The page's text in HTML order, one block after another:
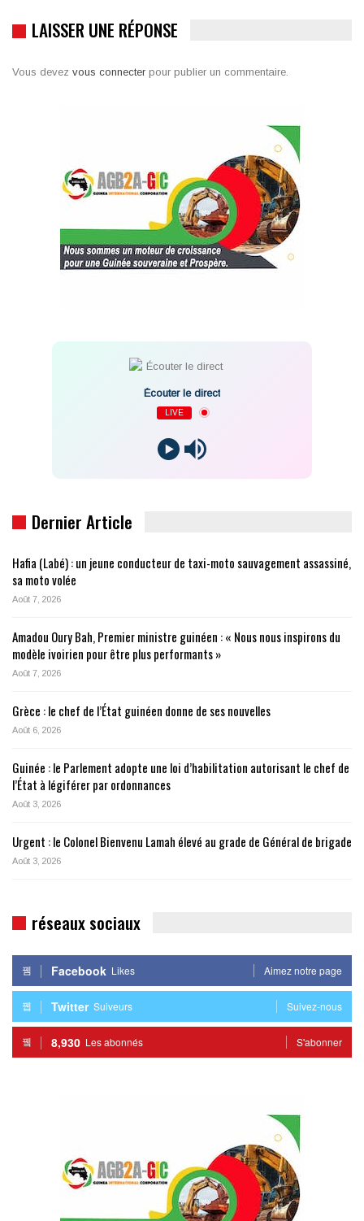
LAISSER UNE RÉPONSE
Vous devez vous connecter pour publier un commentaire.
Écouter le direct
LIVE
Dernier Article
Hafia (Labé) : un jeune conducteur de taxi-moto sauvagement assassiné,
sa moto volée
Août 7, 2026
Amadou Oury Bah, Premier ministre guinéen : « Nous nous inspirons du
modèle ivoirien pour être plus performants »
Août 7, 2026
Grèce : le chef de l’État guinéen donne de ses nouvelles
Août 6, 2026
Guinée : le Parlement adopte une loi d’habilitation autorisant le chef de
l’État à légiférer par ordonnances
Août 3, 2026
Urgent : le Colonel Bienvenu Lamah élevé au grade de Général de brigade
Août 3, 2026
réseaux sociaux
Facebook Likes Aimez notre page
Twitter Suiveurs Suivez-nous
8,930 Les abonnés S'abonner